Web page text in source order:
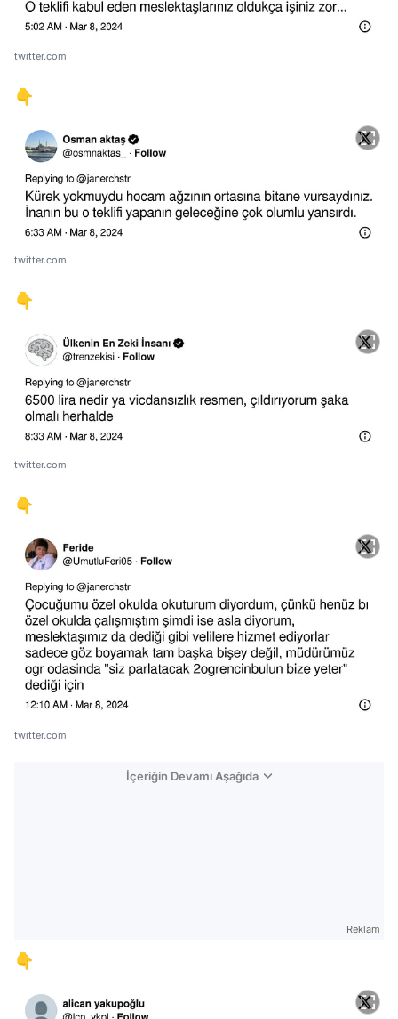
twitter.com
👇
twitter.com
👇
twitter.com
👇
twitter.com
İçeriğin Devamı Aşağıda
Reklam
👇